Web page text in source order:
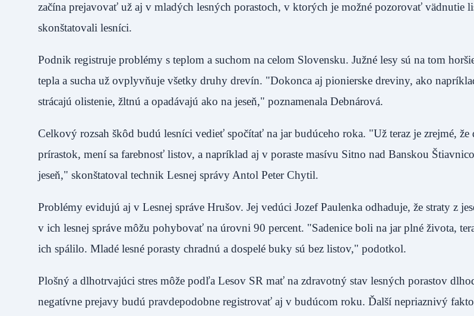
začína prejavovať už aj v mladých lesných porastoch, v ktorých je možné pozorovať vädnutie
skonštatovali lesníci.
Podnik registruje problémy s teplom a suchom na celom Slovensku. Južné lesy sú na tom
tepla a sucha už ovplyvňuje všetky druhy drevín. "Dokonca aj pionierske dreviny, ako
strácajú olistenie, žltnú a opadávajú ako na jeseň," poznamenala Debnárová.
Celkový rozsah škôd budú lesníci vedieť spočítať na jar budúceho roka. "Už teraz je zrejmé,
prírastok, mení sa farebnosť listov, a napríklad aj v poraste masívu Sitno nad Banskou
jeseň," skonštatoval technik Lesnej správy Antol Peter Chytil.
Problémy evidujú aj v Lesnej správe Hrušov. Jej vedúci Jozef Paulenka odhaduje, že straty z
v ich lesnej správe môžu pohybovať na úrovni 90 percent. "Sadenice boli na jar plné života,
ich spálilo. Mladé lesné porasty chradnú a dospelé buky sú bez listov," podotkol.
Plošný a dlhotrvajúci stres môže podľa Lesov SR mať na zdravotný stav lesných porastov
negatívne prejavy budú pravdepodobne registrovať aj v budúcom roku. Ďalší nepriaznivý